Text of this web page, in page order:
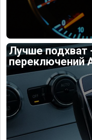
Лучше подхват
переключений